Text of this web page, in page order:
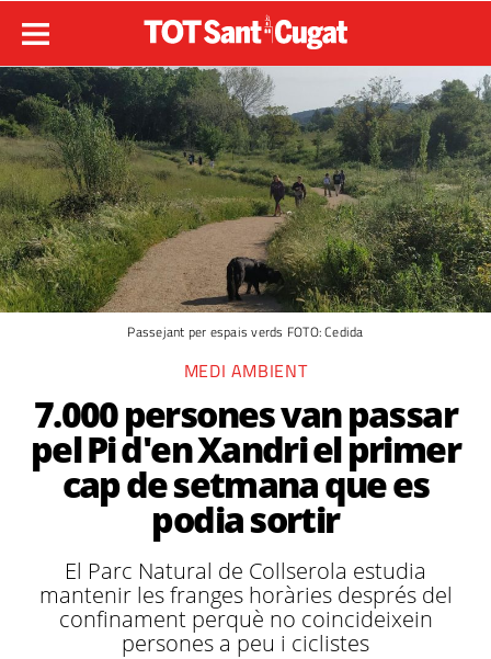
Passejant per espais verds FOTO: Cedida
MEDI AMBIENT
7.000 persones van passar
pel Pi d'en Xandri el primer
cap de setmana que es
podia sortir
El Parc Natural de Collserola estudia
mantenir les franges horàries després del
confinament perquè no coincideixein
persones a peu i ciclistes